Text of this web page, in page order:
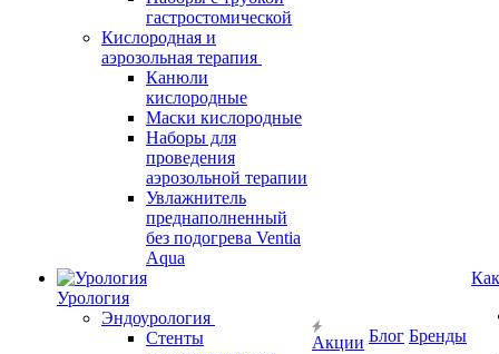
гастростомической
Кислородная и
аэрозольная терапия
Канюли
кислородные
Маски кислородные
Наборы для
проведения
аэрозольной терапии
Увлажнитель
преднаполненный
без подогрева Ventia
Aqua
Урология
Эндоурология
Стенты
Акции Блог Бренды